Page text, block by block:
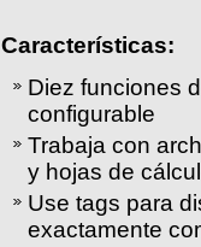
Características:
Diez funciones
configurable
Trabaja con
y hojas de
Use tags para
exactamente